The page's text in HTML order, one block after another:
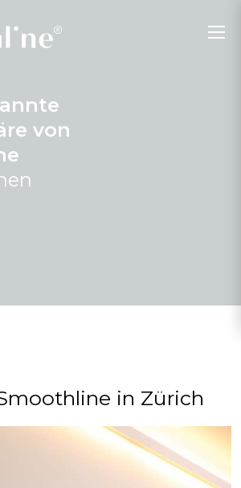
von
in Zürich